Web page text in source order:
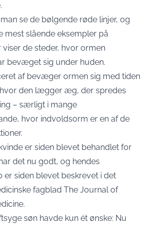
se de bølgende røde linjer, og
mest slående eksempler på
viser de steder, hvor ormen
bevæget sig under huden.
af bevæger ormen sig med tiden
den lægger æg, der spredes
– særligt i mange
hvor indvoldsorm er en af de
er siden blevet behandlet for
det nu godt, og hendes
siden blevet beskrevet i det
fagblad The Journal of
søn havde kun ét ønske: Nu